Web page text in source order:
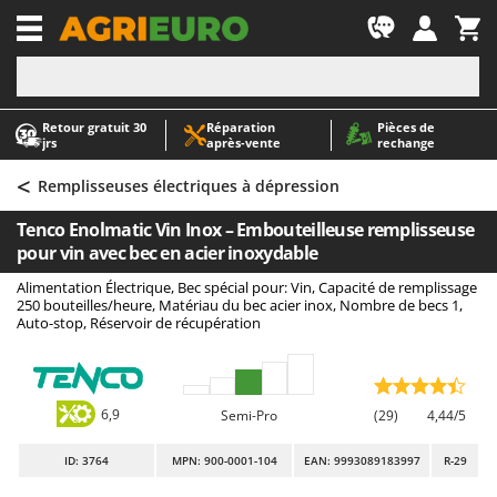
Retour gratuit 30
jrs
Réparation
après‑vente
Pièces de
rechange
-1
A
Abris de jardin
Accessoires pour tracteurs tondeuses autoportés
Aérateurs Scarificateurs pour gazon
Arracheuses de pommes de terre pour tracteur
Aspirateurs - Balais Électriques
Aspirateurs à cendres
Aspirateurs à feuilles sur roues
Aspirateurs de piscine
Aspirateurs Multifonctions
A
AgriEuro Premium
AgriEuro TOP-LINE
AGT
Aima
Airmec
ALA 2000
Alce
< Remplisseuses électriques à dépression
Tenco Enolmatic Vin Inox – Embouteilleuse remplisseuse
pour vin avec bec en acier inoxydable
Alimentation Électrique, Bec spécial pour: Vin, Capacité de remplissage
250 bouteilles/heure, Matériau du bec acier inox, Nombre de becs 1,
Auto-stop, Réservoir de récupération
6,9 Semi-Pro (29) 4,44/5
ID: 3764 MPN: 900-0001-104 EAN: 9993089183997 R-29